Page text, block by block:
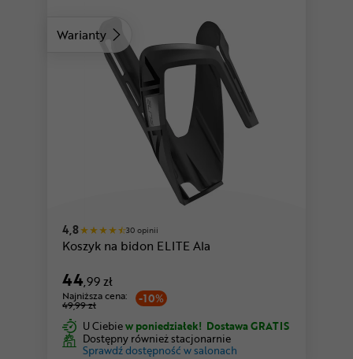
Warianty
4,8 30 opinii
Koszyk na bidon ELITE Ala
44,99 zł
-10%
Najniższa cena:
49,99 zł
U Ciebiew poniedziałek! Dostawa GRATIS
Dostępny również stacjonarnie
Sprawdź dostępność w salonach